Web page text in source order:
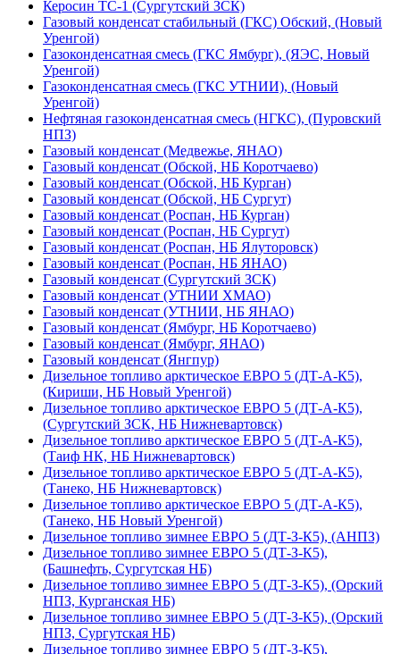
Керосин ТС-1 (Сургутский ЗСК)
Газовый конденсат стабильный (ГКС) Обский, (Новый
Уренгой)
Газоконденсатная смесь (ГКС Ямбург), (ЯЭС, Новый
Уренгой)
Газоконденсатная смесь (ГКС УТНИИ), (Новый
Уренгой)
Нефтяная газоконденсатная смесь (НГКС), (Пуровский
НПЗ)
Газовый конденсат (Медвежье, ЯНАО)
Газовый конденсат (Обской, НБ Коротчаево)
Газовый конденсат (Обской, НБ Курган)
Газовый конденсат (Обской, НБ Сургут)
Газовый конденсат (Роспан, НБ Курган)
Газовый конденсат (Роспан, НБ Сургут)
Газовый конденсат (Роспан, НБ Ялуторовск)
Газовый конденсат (Роспан, НБ ЯНАО)
Газовый конденсат (Сургутский ЗСК)
Газовый конденсат (УТНИИ ХМАО)
Газовый конденсат (УТНИИ, НБ ЯНАО)
Газовый конденсат (Ямбург, НБ Коротчаево)
Газовый конденсат (Ямбург, ЯНАО)
Газовый конденсат (Янгпур)
Дизельное топливо арктическое ЕВРО 5 (ДТ-А-К5),
(Кириши, НБ Новый Уренгой)
Дизельное топливо арктическое ЕВРО 5 (ДТ-А-К5),
(Сургутский ЗСК, НБ Нижневартовск)
Дизельное топливо арктическое ЕВРО 5 (ДТ-А-К5),
(Таиф НК, НБ Нижневартовск)
Дизельное топливо арктическое ЕВРО 5 (ДТ-А-К5),
(Танеко, НБ Нижневартовск)
Дизельное топливо арктическое ЕВРО 5 (ДТ-А-К5),
(Танеко, НБ Новый Уренгой)
Дизельное топливо зимнее ЕВРО 5 (ДТ-З-К5), (АНПЗ)
Дизельное топливо зимнее ЕВРО 5 (ДТ-З-К5),
(Башнефть, Сургутская НБ)
Дизельное топливо зимнее ЕВРО 5 (ДТ-З-К5), (Орский
НПЗ, Курганская НБ)
Дизельное топливо зимнее ЕВРО 5 (ДТ-З-К5), (Орский
НПЗ, Сургутская НБ)
Дизельное топливо зимнее ЕВРО 5 (ДТ-З-К5),